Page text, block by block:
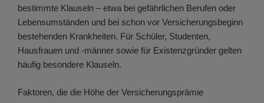
bestimmte Klauseln – etwa bei gefährlichen Berufen oder
Lebensumständen und bei schon vor Versicherungsbeginn
bestehenden Krankheiten. Für Schüler, Studenten,
Hausfrauen und -männer sowie für Existenzgründer gelten
häufig besondere Klauseln.
Faktoren, die die Höhe der Versicherungsprämie